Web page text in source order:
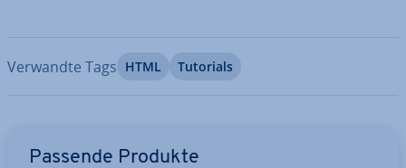
Verwandte Tags HTML Tutorials
Passende Produkte